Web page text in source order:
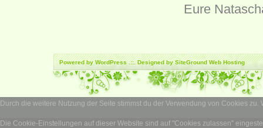
Eure
Powered byWordPress.::. Designed by SiteGroundWeb Hosting
Durch die weitere Nutzung der Seite stimmst du der Verwendung von Cookies zu.
Die Cookie-Einstellungen auf dieser Website sind auf "Cookies zulassen"